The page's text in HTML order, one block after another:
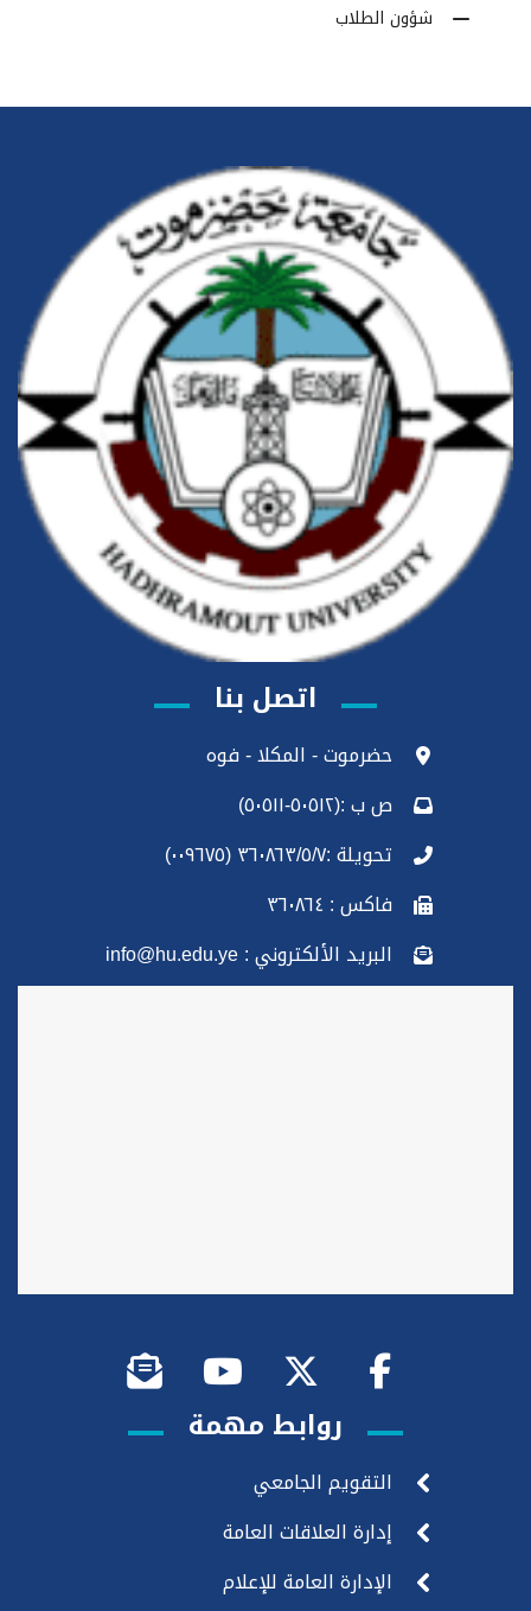
شؤون الطلاب
اتصل بنا
حضرموت - المكلا - فوه
ص ب :(٥٠٥١٢-٥٠٥١١)
تحويلة :٣٦٠٨٦٣/٥/٧ (٠٠٩٦٧٥)
فاكس : ٣٦٠٨٦٤
البريد الألكتروني : info@hu.edu.ye
روابط مهمة
التقويم الجامعي
إدارة العلاقات العامة
الإدارة العامة للإعلام